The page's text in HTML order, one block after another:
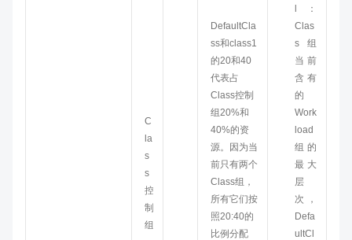
C
la
s
s
控
制
组
DefaultCla
ss和class1
的20和40
代表占
Class控制
组20%和
40%的资
源。因为当
前只有两个
Class组，
所有它们按
照20:40的
比例分配
l：
Clas
s组
当前
含有
的
Work
load
组的
最大
层
次，
Defa
ultCl